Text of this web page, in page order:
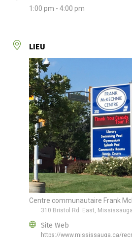
1:00 pm - 4:00 pm
LIEU
Centre communautaire Frank
310 Bristol Rd. East,
Site Web
https://www.mississauga.ca/